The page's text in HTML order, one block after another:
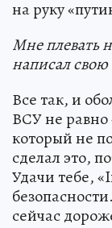
на руку
Мне плевать
написал
Все так, и
ВСУ не равно
который не
сделал это,
Удачи тебе,
сейчас